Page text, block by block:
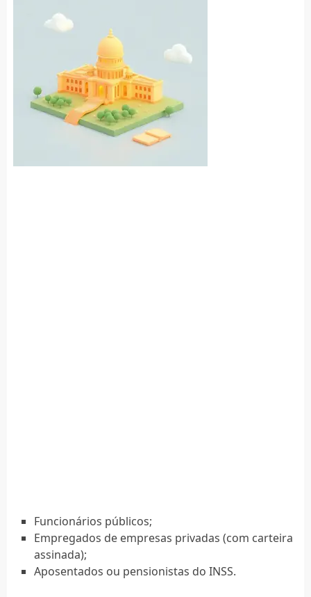
Funcionários públicos;
Empregados de empresas privadas (com carteira
assinada);
Aposentados ou pensionistas do INSS.